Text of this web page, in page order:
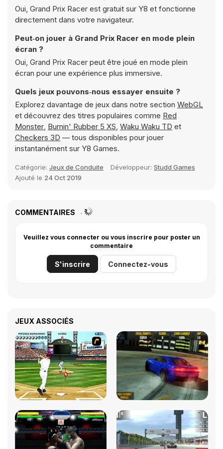
Oui, Grand Prix Racer est gratuit sur Y8 et fonctionne
directement dans votre navigateur.
Peut‑on jouer à Grand Prix Racer en mode plein
écran ?
Oui, Grand Prix Racer peut être joué en mode plein
écran pour une expérience plus immersive.
Quels jeux pouvons‑nous essayer ensuite ?
Explorez davantage de jeux dans notre section WebGL
et découvrez des titres populaires comme Red
Monster, Burnin' Rubber 5 XS, Waku Waku TD et
Checkers 3D — tous disponibles pour jouer
instantanément sur Y8 Games.
Catégorie: Jeux de Conduite Développeur: Studd Games
Ajouté le 24 Oct 2019
COMMENTAIRES
Veuillez vous connecter ou vous inscrire pour poster un
commentaire
S'inscrire Connectez-vous
JEUX ASSOCIÉS